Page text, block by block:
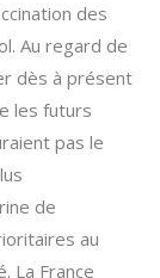
des
Au regard de
dès à présent
les futurs
pas le
de
au
La France